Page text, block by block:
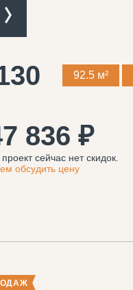
92.5 м²
836 ₽
сейчас нет скидок.
обсудить цену